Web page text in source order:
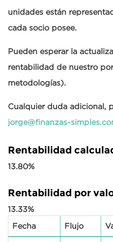
unidades están
cada socio posee.
Pueden esperar la
rentabilidad de nuestro
metodologías).
Cualquier duda adicional,
jorge@finanzas-
Rentabilidad
13.80%
Rentabilidad por
13.33%
Fecha
Flujo